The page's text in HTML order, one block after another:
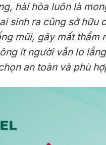
hài hòa luôn là
sinh ra cũng sở
mũi, gây mất
ít người vẫn lo lắng
an toàn và phù